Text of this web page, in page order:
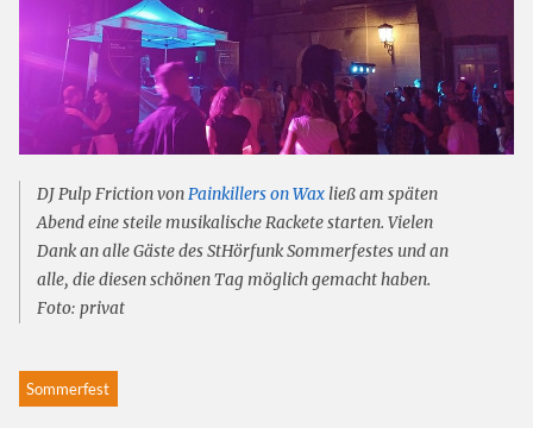
DJ Pulp Friction vonPainkillers on Waxließ am späten
Abend eine steile musikalische Rackete starten. Vielen
Dank an alle Gäste des StHörfunk Sommerfestes und an
alle, die diesen schönen Tag möglich gemacht haben.
Foto: privat
Sommerfest